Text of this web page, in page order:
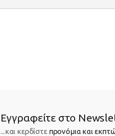
Εγγραφείτε στο
...και κερδίστε προνόμια και